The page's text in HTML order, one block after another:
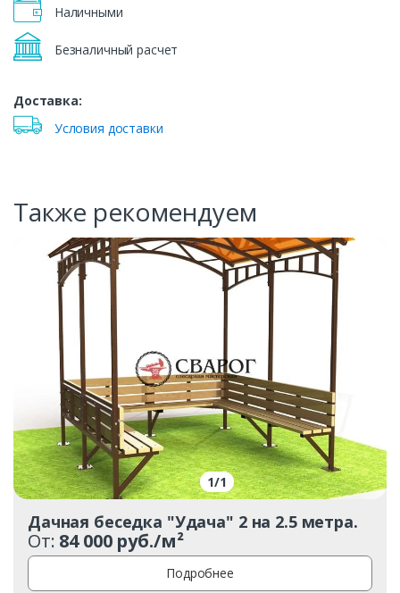
Наличными
Безналичный расчет
Доставка:
Условия доставки
Также рекомендуем
1/1
Дачная беседка "Удача" 2 на 2.5 метра.
От: 84 000 руб./м²
Подробнее